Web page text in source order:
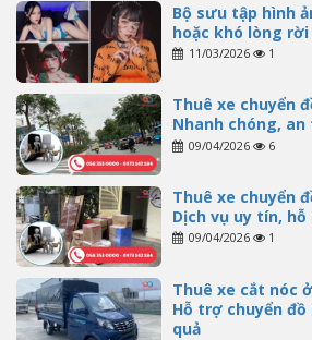
Bộ sưu tập hình
hoặc khó lòng
11/03/2026 1
Thuê xe chuyển
Nhanh chóng,
09/04/2026 6
Thuê xe chuyển
Dịch vụ uy tín,
09/04/2026 1
Thuê xe cắt nóc
Hỗ trợ chuyển
quả